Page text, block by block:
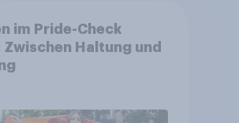
im Pride-Check
Haltung und